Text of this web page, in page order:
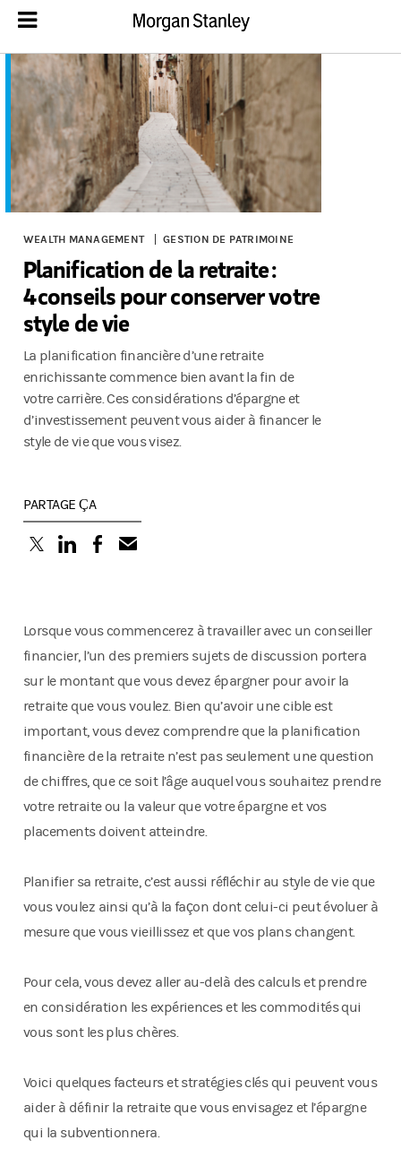
WEALTH MANAGEMENT GESTION DE PATRIMOINE
Planification de la retraite :
4 conseils pour conserver votre
style de vie
La planification financière d’une retraite
enrichissante commence bien avant la fin de
votre carrière. Ces considérations d’épargne et
d’investissement peuvent vous aider à financer le
style de vie que vous visez.
Lorsque vous commencerez à travailler avec un conseiller
financier, l’un des premiers sujets de discussion portera
sur le montant que vous devez épargner pour avoir la
retraite que vous voulez. Bien qu’avoir une cible est
important, vous devez comprendre que la planification
financière de la retraite n’est pas seulement une question
de chiffres, que ce soit l’âge auquel vous souhaitez prendre
votre retraite ou la valeur que votre épargne et vos
placements doivent atteindre.
Planifier sa retraite, c’est aussi réfléchir au style de vie que
vous voulez ainsi qu’à la façon dont celui-ci peut évoluer à
mesure que vous vieillissez et que vos plans changent.
Pour cela, vous devez aller au-delà des calculs et prendre
en considération les expériences et les commodités qui
vous sont les plus chères.
Voici quelques facteurs et stratégies clés qui peuvent vous
aider à définir la retraite que vous envisagez et l’épargne
qui la subventionnera.
PARTAGE ÇA
(opens in a new tab)
(opens in a new tab)
(opens in a new tab)